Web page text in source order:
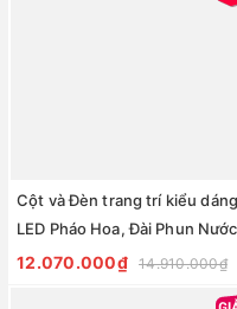
Cột và Đèn trang trí kiểu dáng
LED Pháo Hoa, Đài Phun Nước
ZALAA ZCSV-DPN | cho dự án
12.070.000₫ 14.910.000₫